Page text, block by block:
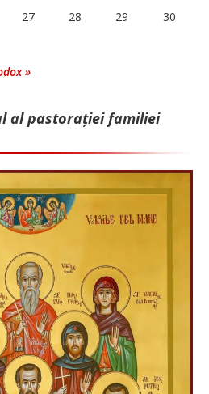
27 28 29
30
»
al pastorației familiei